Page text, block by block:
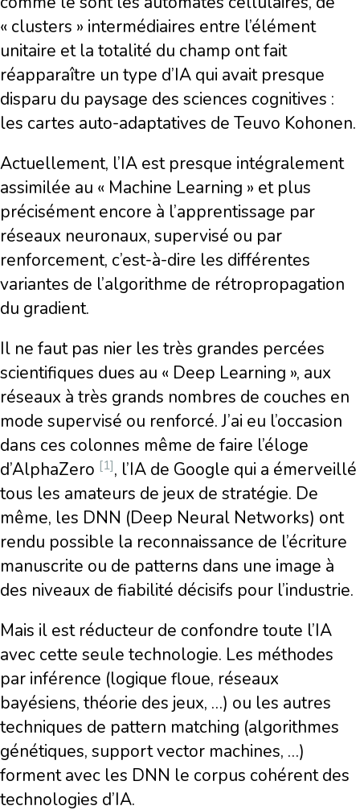
« clusters » intermédiaires entre l’élément
unitaire et la totalité du champ ont fait
réapparaître un type d’IA qui avait presque
disparu du paysage des sciences cognitives :
les cartes auto-adaptatives de Teuvo Kohonen.
Actuellement, l’IA est presque intégralement
assimilée au « Machine Learning » et plus
précisément encore à l’apprentissage par
réseaux neuronaux, supervisé ou par
renforcement, c’est-à-dire les différentes
variantes de l’algorithme de rétropropagation
du gradient.
Il ne faut pas nier les très grandes percées
scientifiques dues au « Deep Learning », aux
réseaux à très grands nombres de couches en
mode supervisé ou renforcé. J’ai eu l’occasion
dans ces colonnes même de faire l’éloge
d’AlphaZero [1], l’IA de Google qui a émerveillé
tous les amateurs de jeux de stratégie. De
même, les DNN (Deep Neural Networks) ont
rendu possible la reconnaissance de l’écriture
manuscrite ou de patterns dans une image à
des niveaux de fiabilité décisifs pour l’industrie.
Mais il est réducteur de confondre toute l’IA
avec cette seule technologie. Les méthodes
par inférence (logique floue, réseaux
bayésiens, théorie des jeux, …) ou les autres
techniques de pattern matching (algorithmes
génétiques, support vector machines, …)
forment avec les DNN le corpus cohérent des
technologies d’IA.